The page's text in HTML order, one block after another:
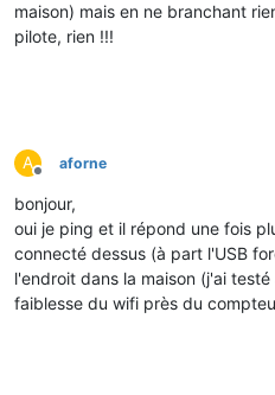
maison) mais en ne branchant
pilote, rien !!!
A
Offline
aforne
bonjour,
oui je ping et il répond une fois
connecté dessus (à part l'USB
l'endroit dans la maison (j'ai
faiblesse du wifi près du